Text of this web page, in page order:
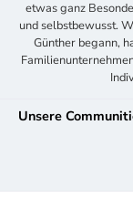
etwas ganz
und selbstbewusst.
Günther begann,
Unsere